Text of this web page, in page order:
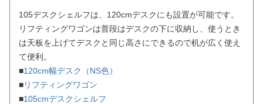
105デスクシェルフは、120cmデスクにも設置が可能です。
リフティングワゴンは普段はデスクの下に収納し、使うとき
は天板を上げてデスクと同じ高さにできるので机が広く使え
て便利。
■120cm幅デスク（NS色）
■リフティングワゴン
■105cmデスクシェルフ